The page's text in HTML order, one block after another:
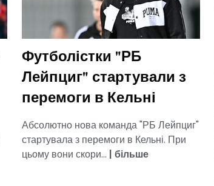
Футболістки "РБ
Лейпциг" стартували з
перемоги в Кельні
Абсолютно нова команда "РБ Лейпциг"
стартувала з перемоги в Кельні. При
цьому вони скори... | більше